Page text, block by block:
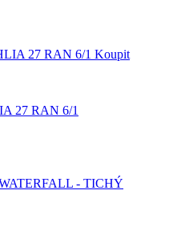
Koupit
27 RAN 6/1